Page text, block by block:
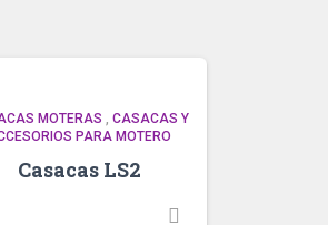
MOTERAS , CASACAS Y
PARA MOTERO
Casacas LS2